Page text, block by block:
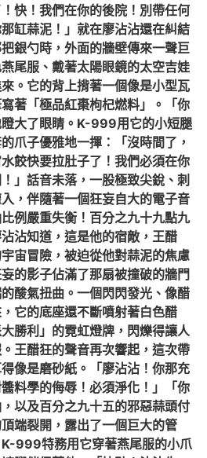
快！我們在你的後院！別帶任何
缸蒜泥！」就在廖沾沾還在糾結
銀勺時，外面的牆壁傳來一聲巨
尾服、戴著太陽眼鏡的太空吉娃
。它的背上揹著一個像是小型瓦
著「極品紅棗枸杞燃料」。「你
大了眼睛。K-999用它的小短腿
爪子優雅地一揮：「沒時間了，
水餃快要拉肚子了！我們必須在你
」話音未落，一股極致尖銳、刺
，伴隨著一個狂妄自大的電子音
例嚴重失衡！百分之九十九點九
沾知道，這是他的宿敵，王醋
宙冒險，被迫從他對蒜泥的焦慮
的影子佔滿了那扇被撞破的牆門
酸氣扭曲。一個閃閃發光、像醋
它的底座還不斷噴射著白色醋
勝利」的霓虹燈牌，閃爍得讓人
王醋狂的聲音再次響起，這次帶
像是磨砂紙。「廖沾沾！你那充
料學的侮辱！必須淨化！」「你
以及百分之九十五的邪惡蒜頭付
端裂開，露出了一個巨大的管
999特務用它穿著燕尾服的小爪